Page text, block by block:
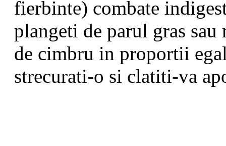
fierbinte) combate
plangeti de parul gras
de cimbru in proportii
strecurati-o si clatiti-va